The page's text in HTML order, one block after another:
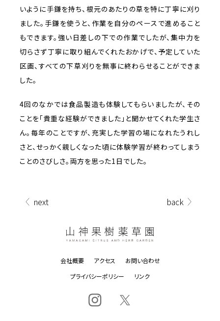
いように手鎌を持ち、根元のあたりの草を特に丁寧に刈り
ました。手鎌を使うと、作業を自分のペースで進めること
もできます。強い日差しの下での作業でしたが、集中力を
切らさず丁寧に取り組んでくれたおかげで、予定していた
区画、すべての下草刈りを無事に終わらせることができま
した。
4回のなかでは食品製造も体験してもらいましたが、その
ことを「貴重な経験ができました」と聞かせてくれた学生さ
ん。毎年のことですが、充実した学習の場になれたうれし
さと、せっかく親しくなった頃に体験学習が終わってしまう
ことのさびしさ。両方を思った1日でした。
next back
会社概要 アクセス
お問い合わせ
プライバシーポリシー
リンク